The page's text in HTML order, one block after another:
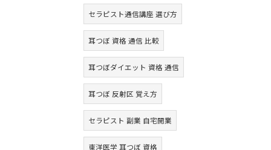
セラピスト通信講座 選び方
耳つぼ 資格 通信 比較
耳つぼダイエット 資格 通信
耳つぼ 反射区 覚え方
セラピスト 副業 自宅開業
東洋医学 耳つぼ 資格